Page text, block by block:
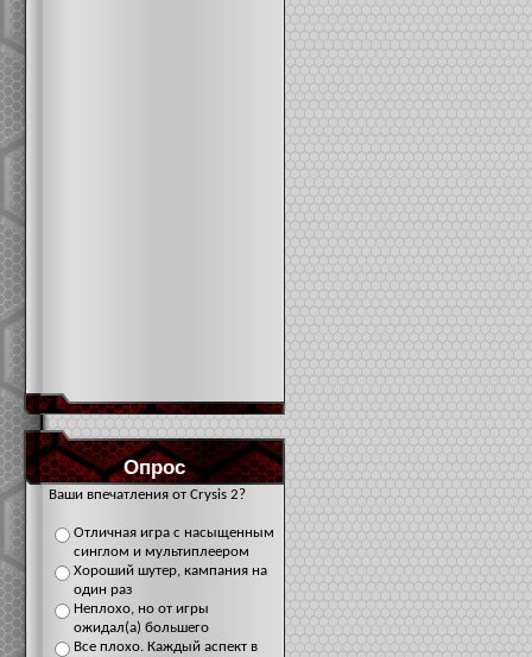
Опрос
Ваши впечатления от Crysis 2?
Отличная игра с насыщенным
синглом и мультиплеером
Хороший шутер, кампания на
один раз
Неплохо, но от игры
ожидал(а) большего
Все плохо. Каждый аспект в